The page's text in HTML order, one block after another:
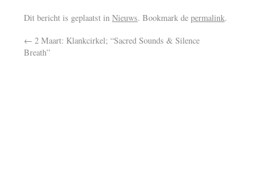
Dit bericht is geplaatst in Nieuws. Bookmark de permalink.
← 2 Maart: Klankcirkel; “Sacred Sounds & Silence
Breath”